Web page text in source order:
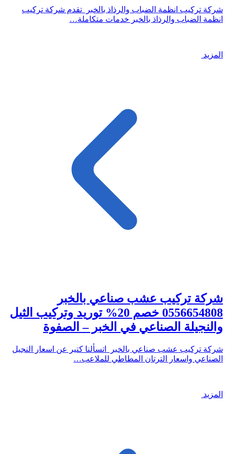
شركة تركيب انظمة الضباب والرذاذ بالخبر تقدم شركة تركيب
انظمة الضباب والرذاذ بالخبر خدمات متكاملة…
المزيد
شركة تركيب عشب صناعي بالخبر
0556654808 خصم 20% توريد وتركيب الثيل
والنجيلة الصناعي في الخبر – الصفوة
شركة تركيب عشب صناعي بالخبر اتسألنا كتير عن اسعار النجيل
الصناعي واسعار الترتان المطاطي للملاعب…
المزيد